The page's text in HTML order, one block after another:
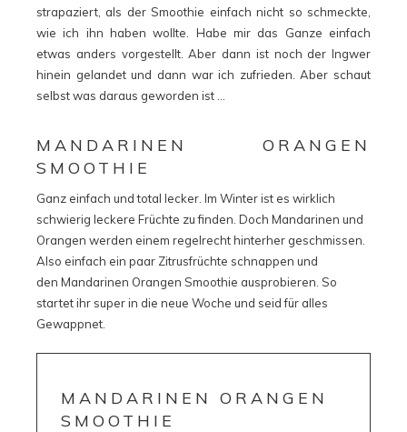
strapaziert, als der Smoothie einfach nicht so schmeckte,
wie ich ihn haben wollte. Habe mir das Ganze einfach
etwas anders vorgestellt. Aber dann ist noch der Ingwer
hinein gelandet und dann war ich zufrieden. Aber schaut
selbst was daraus geworden ist …
MANDARINEN ORANGEN
SMOOTHIE
Ganz einfach und total lecker. Im Winter ist es wirklich
schwierig leckere Früchte zu finden. Doch Mandarinen und
Orangen werden einem regelrecht hinterher geschmissen.
Also einfach ein paar Zitrusfrüchte schnappen und
den Mandarinen Orangen Smoothie ausprobieren. So
startet ihr super in die neue Woche und seid für alles
Gewappnet.
MANDARINEN ORANGEN
SMOOTHIE